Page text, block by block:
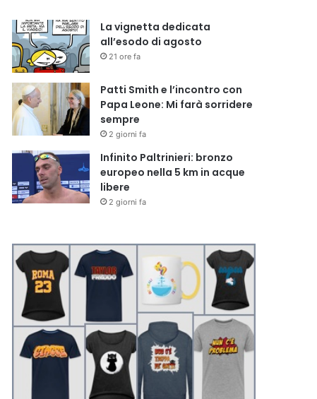
La vignetta dedicata
all’esodo di agosto
21 ore fa
Patti Smith e l’incontro con
Papa Leone: Mi farà sorridere
sempre
2 giorni fa
Infinito Paltrinieri: bronzo
europeo nella 5 km in acque
libere
2 giorni fa